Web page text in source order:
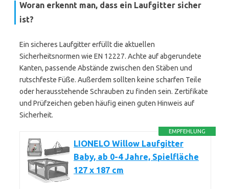
Woran erkennt man, dass ein Laufgitter sicher
ist?
Ein sicheres Laufgitter erfüllt die aktuellen
Sicherheitsnormen wie EN 12227. Achte auf abgerundete
Kanten, passende Abstände zwischen den Stäben und
rutschfeste Füße. Außerdem sollten keine scharfen Teile
oder herausstehende Schrauben zu finden sein. Zertifikate
und Prüfzeichen geben häufig einen guten Hinweis auf
Sicherheit.
EMPFEHLUNG
LIONELO Willow Laufgitter
Baby, ab 0-4 Jahre, Spielfläche
127 x 187 cm